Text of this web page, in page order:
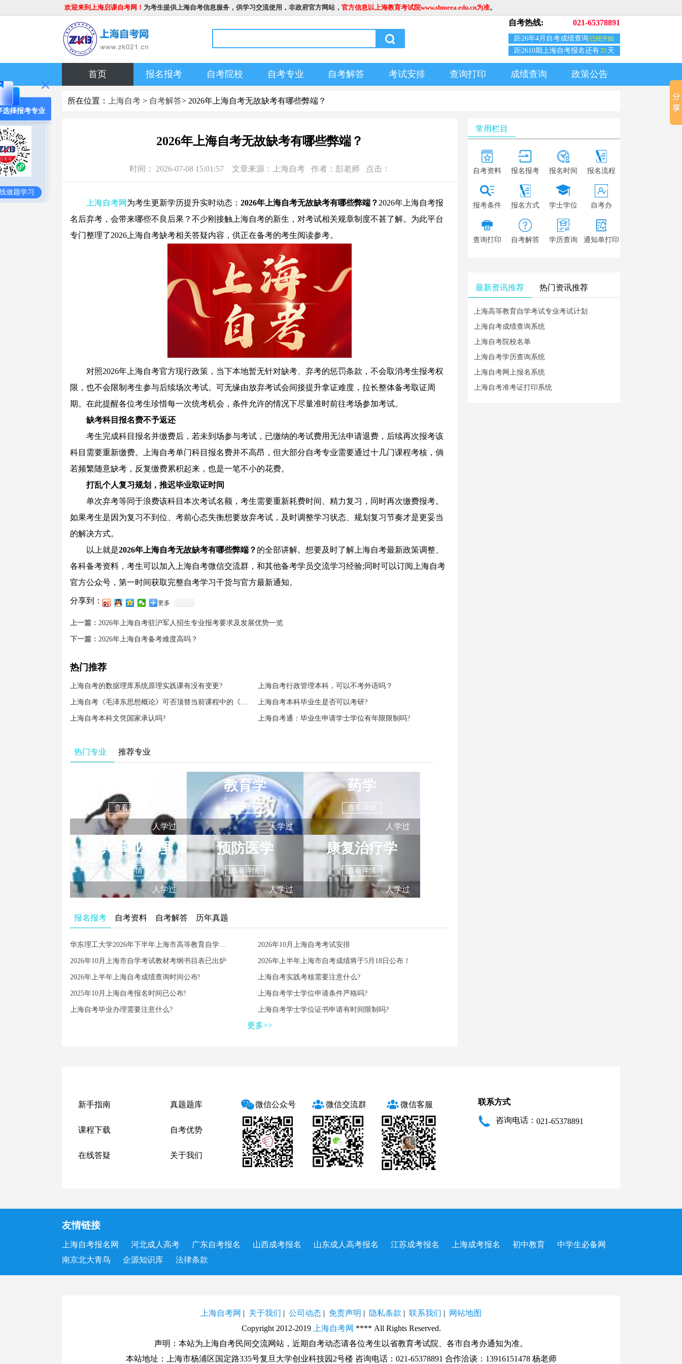
欢迎来到上海启课自考网！ 为考生提供上海自考信息服务，供学习交流使用，非政府官方网站， 官方信息以上海教育考试院www.shmeea.edu.cn为准。
自考热线: 021-65378891
距26年4月自考成绩查询 已经开始
距2610期上海自考报名还有25 天
首页 报名报考 自考院校 自考专业 自考解答 考试安排 查询打印 成绩查询 政策公告
所在位置： 上海自考 > 自考解答> 2026年上海自考无故缺考有哪些弊端？
2026年上海自考无故缺考有哪些弊端？
时间： 2026-07-08 15:01:57 文章来源：上海自考 作者：彭老师 点击：
上海自考网 为考生更新学历提升实时动态： 2026年上海自考无故缺考有哪些弊端？ 2026年上海自考报
名后弃考，会带来哪些不良后果？不少刚接触上海自考的新生，对考试相关规章制度不甚了解。为此平台
专门整理了2026上海自考缺考相关答疑内容，供正在备考的考生阅读参考。
对照2026年上海自考官方现行政策，当下本地暂无针对缺考、弃考的惩罚条款，不会取消考生报考权
限，也不会限制考生参与后续场次考试。可无缘由放弃考试会间接提升拿证难度，拉长整体备考取证周
期。在此提醒各位考生珍惜每一次统考机会，条件允许的情况下尽量准时前往考场参加考试。
缺考科目报名费不予返还
考生完成科目报名并缴费后，若未到场参与考试，已缴纳的考试费用无法申请退费，后续再次报考该
科目需要重新缴费。上海自考单门科目报名费并不高昂，但大部分自考专业需要通过十几门课程考核，倘
若频繁随意缺考，反复缴费累积起来，也是一笔不小的花费。
打乱个人复习规划，推迟毕业取证时间
单次弃考等同于浪费该科目本次考试名额，考生需要重新耗费时间、精力复习，同时再次缴费报考。
如果考生是因为复习不到位、考前心态失衡想要放弃考试，及时调整学习状态、规划复习节奏才是更妥当
的解决方式。
以上就是2026年上海自考无故缺考有哪些弊端？ 的全部讲解。想要及时了解上海自考最新政策调整、
各科备考资料，考生可以加入上海自考微信交流群，和其他备考学员交流学习经验;同时可以订阅上海自考
官方公众号，第一时间获取完整自考学习干货与官方最新通知。
分享到： 更多
上一篇： 2026年上海自考驻沪军人招生专业报考要求及发展优势一览
下一篇： 2026年上海自考备考难度高吗？
热门推荐
上海自考的数据理库系统原理实践课有没有变更? 上海自考行政管理本科，可以不考外语吗？
上海自考《毛泽东思想概论》可否顶替当前课程中的《马克思主义基本原理概论》？ 上海自考本科毕业生是否可以考研?
上海自考本科文凭国家承认吗? 上海自考通：毕业生申请学士学位有年限限制吗?
热门专业 推荐专业
查看详情
人学过
教育学
查看详情
人学过
药学
查看详情
人学过
公共事业管理
查看详情
人学过
预防医学
查看详情
人学过
康复治疗学
查看详情
人学过
报名报考 自考资料 自考解答 历年真题
华东理工大学2026年下半年上海市高等教育自学... 2026年10月上海自考考试安排
2026年10月上海市自学考试教材考纲书目表已出炉 2026年上半年上海市自考成绩将于5月18日公布！
2026年上半年上海自考成绩查询时间公布! 上海自考实践考核需要注意什么?
2025年10月上海自考报名时间已公布! 上海自考学士学位申请条件严格吗?
上海自考毕业办理需要注意什么? 上海自考学士学位证书申请有时间限制吗?
更多>>
常用栏目
自考资料 报名报考 报名时间 报名流程
报考条件 报名方式 学士学位 自考办
查询打印 自考解答 学历查询 通知单打印
最新资讯推荐 热门资讯推荐
上海高等教育自学考试专业考试计划
上海自考成绩查询系统
上海自考院校名单
上海自考学历查询系统
上海自考网上报名系统
上海自考准考证打印系统
选择报考专业
做题学习
新手指南 真题题库
课程下载 自考优势
在线答疑 关于我们
微信公众号 微信交流群 微信客服 联系方式
咨询电话： 021-65378891
友情链接
上海自考报名网 河北成人高考 广东自考报名 山西成考报名 山东成人高考报名 江苏成考报名 上海成考报名 初中教育
中学生必备网
南京北大青鸟
企源知识库 法律条款
上海自考网 | 关于我们 | 公司动态 | 免责声明 | 隐私条款 | 联系我们 |
网站地图
Copyright 2012-2019
上海自考网 **** All Rights Reserved.
声明：本站为上海自考民间交流网站，近期自考动态请各位考生以省教育考试院、各市自考办通知为准。
本站地址：上海市杨浦区国定路335号复旦大学创业科技园2号楼 咨询电话：021-65378891 合作洽谈：13916151478 杨老师